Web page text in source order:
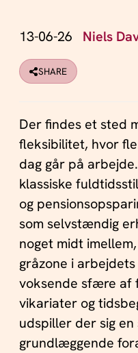
13-06-26 Niels
SHARE
Der findes et sted
fleksibilitet, hvor
dag går på
klassiske
og
som selvstændig
noget midt
gråzone i
voksende sfære af
vikariater og
udspiller der sig en
grundlæggende